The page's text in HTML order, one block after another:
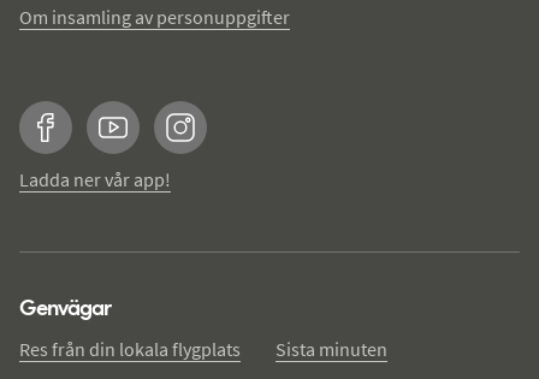
Om insamling av personuppgifter
FacebookYouTubeInstagram
Ladda ner vår app!
Genvägar
Res från din lokala flygplats
Sista minuten